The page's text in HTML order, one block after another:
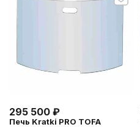
295 500 ₽
Печь Kratki PRO TOFA